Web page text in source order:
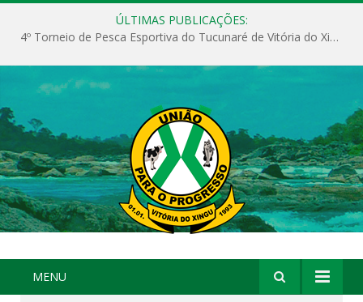
ÚLTIMAS PUBLICAÇÕES:
4º Torneio de Pesca Esportiva do Tucunaré de Vitória do Xingu
MENU